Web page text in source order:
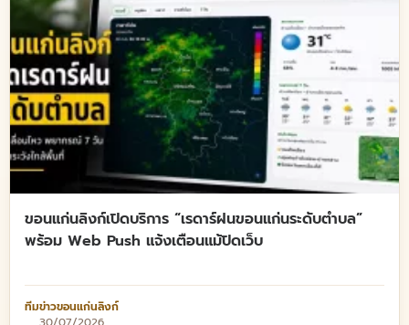
ขอนแก่นลิงก์เปิดบริการ “เรดาร์ฝนขอนแก่นระดับตำบล”
พร้อม Web Push แจ้งเตือนแม้ปิดเว็บ
ทีมข่าวขอนแก่นลิงก์